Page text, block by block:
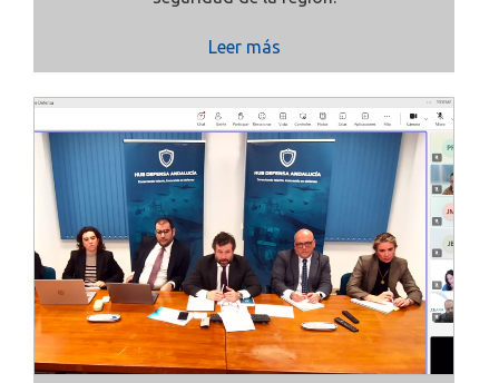
Leer más